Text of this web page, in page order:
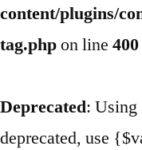
content/plugins/
tag.phpon line 400
Deprecated:
deprecated, use